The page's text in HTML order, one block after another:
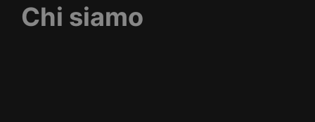
Chi siamo